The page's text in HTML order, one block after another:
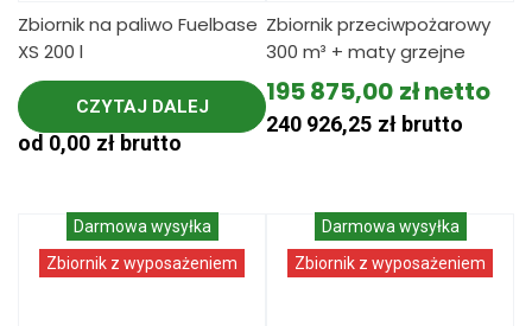
Zbiornik na paliwo Fuelbase
XS 200 l
CZYTAJ DALEJ
od 0,00 zł brutto
Zbiornik przeciwpożarowy
300 m³ + maty grzejne
195 875,00 zł
240 926,25 zł brutto
Darmowa wysyłka
Zbiornik z wyposażeniem
Darmowa wysyłka
Zbiornik z wyposażeniem